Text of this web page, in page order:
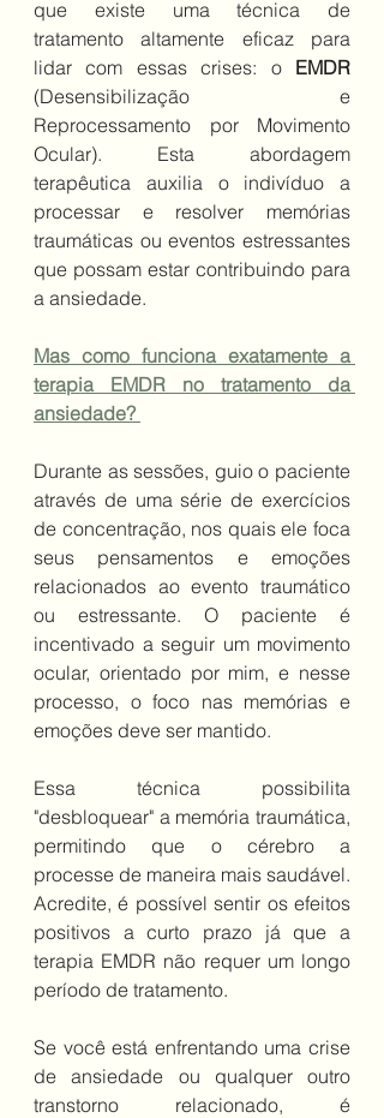
que existe uma técnica de
tratamento altamente eficaz para
lidar com essas crises: o EMDR
(Desensibilização e
Reprocessamento por Movimento
Ocular). Esta abordagem
terapêutica auxilia o indivíduo a
processar e resolver memórias
traumáticas ou eventos estressantes
que possam estar contribuindo para
a ansiedade.
Mas como funciona exatamente a
terapia EMDR no tratamento da
ansiedade?
Durante as sessões, guio o paciente
através de uma série de exercícios
de concentração, nos quais ele foca
seus pensamentos e emoções
relacionados ao evento traumático
ou estressante. O paciente é
incentivado a seguir um movimento
ocular, orientado por mim, e nesse
processo, o foco nas memórias e
emoções deve ser mantido.
Essa técnica possibilita
"desbloquear" a memória traumática,
permitindo que o cérebro a
processe de maneira mais saudável.
Acredite, é possível sentir os efeitos
positivos a curto prazo já que a
terapia EMDR não requer um longo
período de tratamento.
Se você está enfrentando uma crise
de ansiedade ou qualquer outro
transtorno relacionado, é